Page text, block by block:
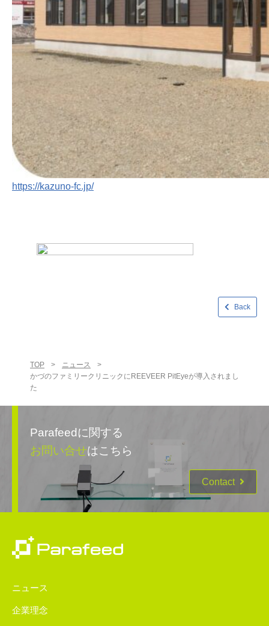
https://kazuno-fc.jp/
Back
TOP > ニュース
>
かづのファミリークリニックにREEVEER PitEyeが導入されまし
た
Parafeedに関する
お問い合せはこちら
Contact
ニュース
企業理念